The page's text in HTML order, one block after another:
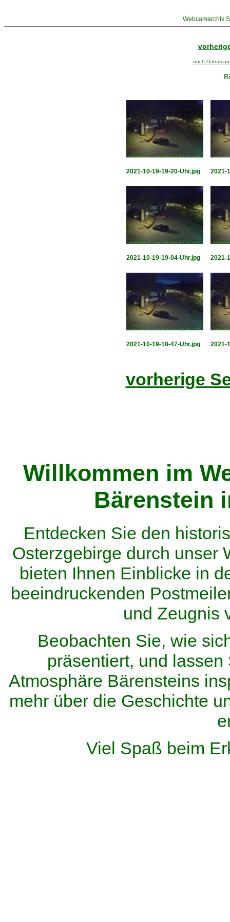
Webcamarchiv
nach Datum
2021-10-19-19-20-Uhr.jpg 2021-
2021-10-19-19-04-Uhr.jpg 2021-
2021-10-19-18-47-Uhr.jpg 2021-
vorherige
Willkommen im
Bärenstein
Entdecken Sie den
Osterzgebirge durch unser
bieten Ihnen Einblicke in
beeindruckenden
und Zeugnis
Beobachten Sie, wie
präsentiert, und
Atmosphäre Bärensteins
mehr über die Geschichte
Viel Spaß beim